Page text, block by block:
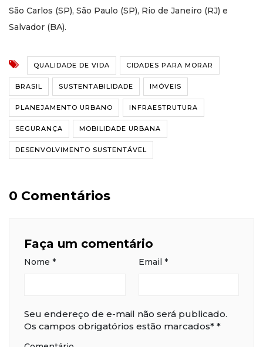
São Carlos (SP), São Paulo (SP), Rio de Janeiro (RJ) e
Salvador (BA).
QUALIDADE DE VIDA CIDADES PARA MORAR
BRASIL SUSTENTABILIDADE IMÓVEIS
PLANEJAMENTO URBANO INFRAESTRUTURA
SEGURANÇA MOBILIDADE URBANA
DESENVOLVIMENTO SUSTENTÁVEL
0 Comentários
Faça um comentário
Nome * Email *
Seu endereço de e-mail não será publicado.
Os campos obrigatórios estão marcados* *